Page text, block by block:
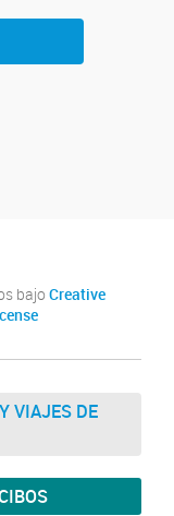
bajo Creative
VIAJES DE